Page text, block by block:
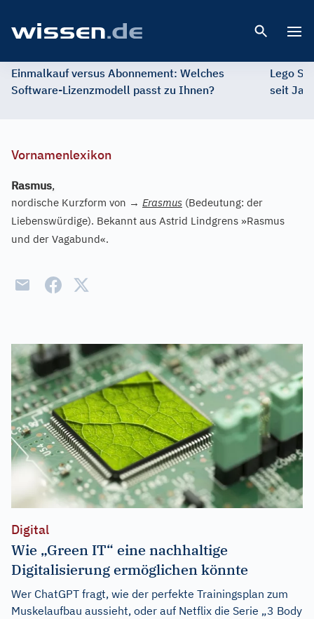
Einmalkauf versus Abonnement: Welches
Software-Lizenzmodell passt zu Ihnen?
Lego
seit
Vornamenlexikon
Rasmus,
nordische Kurzform von → Erasmus (Bedeutung: der
Liebenswürdige). Bekannt aus Astrid Lindgrens »Rasmus
und der Vagabund«.
Digital
Wie „Green IT“ eine nachhaltige
Digitalisierung ermöglichen könnte
Wer ChatGPT fragt, wie der perfekte Trainingsplan zum
Muskelaufbau aussieht, oder auf Netflix die Serie „3 Body